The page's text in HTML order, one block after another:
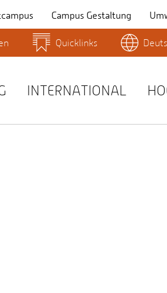
Campus Gestaltung
Personensuche
Stud.IP
Quicklinks
INTERNATIONAL